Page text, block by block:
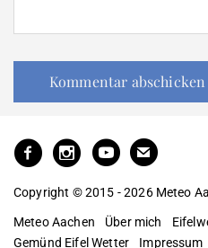
Copyright © 2015 - 2026 Meteo
Meteo Aachen Über mich
Gemünd Eifel Wetter
Impressum